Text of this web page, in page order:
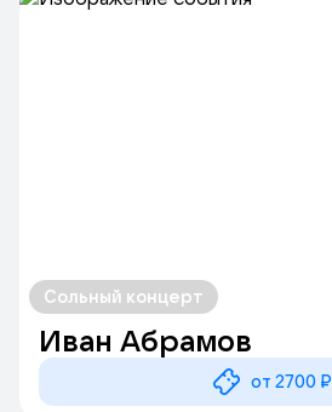
Сольный концерт
Иван Абрамов
от 2700 ₽